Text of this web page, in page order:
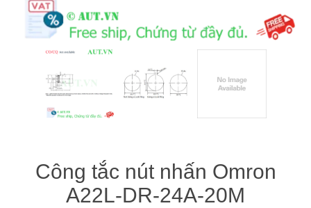
Máy tính công nghiệp
Động cơ servo 2 phase
Động cơ bước 2 phase
Quạt thông gió
Chưa Phân Loại
Phụ Kiện Schneider
Công tắc nút nhấn Omron
A22L-DR-24A-20M